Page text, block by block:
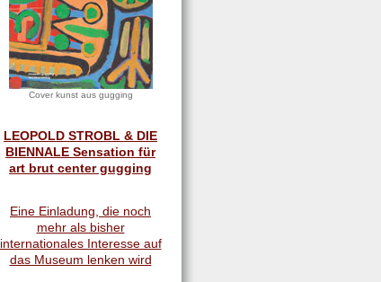
Cover kunst aus gugging
LEOPOLD STROBL & DIE
BIENNALE Sensation für
art brut center gugging
Eine Einladung, die noch
mehr als bisher
internationales Interesse auf
das Museum lenken wird